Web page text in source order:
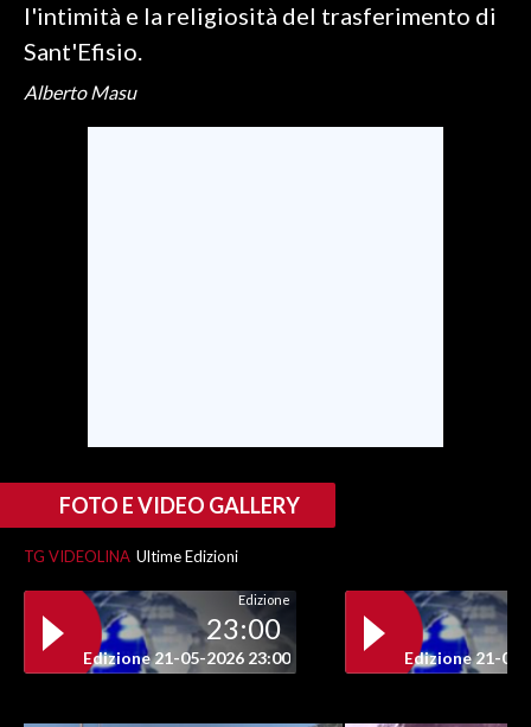
CULTURA
SPETTACOLI
3 MINUTI CON
INFO AZIENDE
ABBONATI
l'intimità e la religiosità del trasferimento di
Sant'Efisio.
Alberto Masu
FOTO E VIDEO GALLERY
TG VIDEOLINA Ultime Edizioni
Edizione
23:00
Edizione 21-05-2026 23:00 Edizione 21-05-